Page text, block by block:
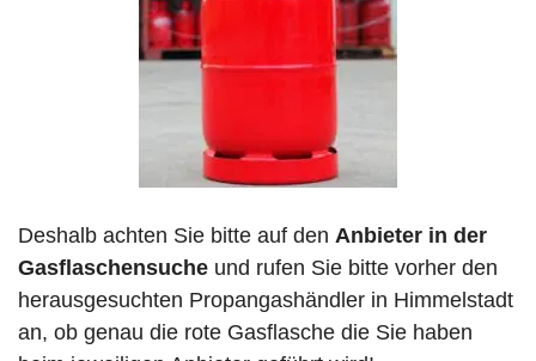
Deshalb achten Sie bitte auf den Anbieter in der
Gasflaschensuche und rufen Sie bitte vorher den
herausgesuchten Propangashändler in Himmelstadt
an, ob genau die rote Gasflasche die Sie haben